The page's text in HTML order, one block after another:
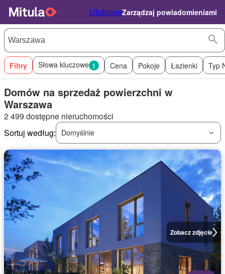
UlubioneZarządzaj powiadomieniami
Filtry Słowa kluczowe 1 Cena Pokoje Łazienki Typ
Domów na sprzedaż powierzchni w
Warszawa
2 499 dostępne nieruchomości
Sortuj według:
Domyślnie
Zobacz zdjęcie